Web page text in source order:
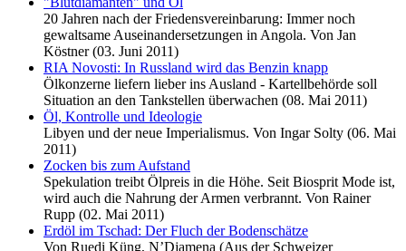
20 Jahren nach der Friedensvereinbarung: Immer noch
gewaltsame Auseinandersetzungen in Angola. Von Jan
Köstner (03. Juni 2011)
RIA Novosti: In Russland wird das Benzin knapp
Ölkonzerne liefern lieber ins Ausland - Kartellbehörde soll
Situation an den Tankstellen überwachen (08. Mai 2011)
Öl, Kontrolle und Ideologie
Libyen und der neue Imperialismus. Von Ingar Solty (06. Mai
2011)
Zocken bis zum Aufstand
Spekulation treibt Ölpreis in die Höhe. Seit Biosprit Mode ist,
wird auch die Nahrung der Armen verbrannt. Von Rainer
Rupp (02. Mai 2011)
Erdöl im Tschad: Der Fluch der Bodenschätze
Von Ruedi Küng, N’Djamena (Aus der Schweizer